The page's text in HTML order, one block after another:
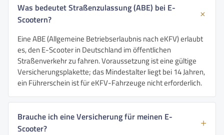
Was bedeutet Straßenzulassung (ABE) bei E-
Scootern?
Eine ABE (Allgemeine Betriebserlaubnis nach eKFV) erlaubt
es, den E-Scooter in Deutschland im öffentlichen
Straßenverkehr zu fahren. Voraussetzung ist eine gültige
Versicherungsplakette; das Mindestalter liegt bei 14 Jahren,
ein Führerschein ist für eKFV-Fahrzeuge nicht erforderlich.
Brauche ich eine Versicherung für meinen E-
Scooter?